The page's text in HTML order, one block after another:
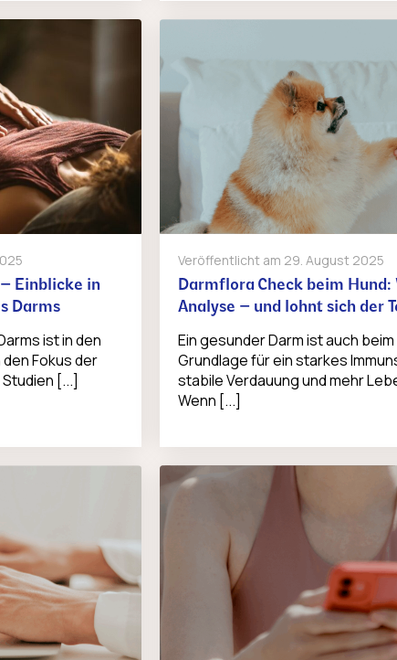
Einblicke in
Darms
ist in den
Fokus der
[...]
Veröffentlicht am 29. August 2025
Darmflora Check beim Hund:
Analyse – und lohnt sich der
Ein gesunder Darm ist auch beim
Grundlage für ein starkes
stabile Verdauung und mehr
Wenn [...]